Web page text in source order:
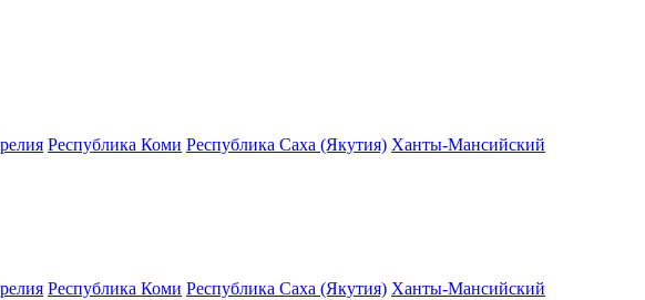
Республика Коми Республика Саха (Якутия) Ханты-Мансийский
Республика Коми Республика Саха (Якутия) Ханты-Мансийский